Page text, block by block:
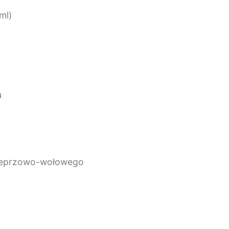
wołowego